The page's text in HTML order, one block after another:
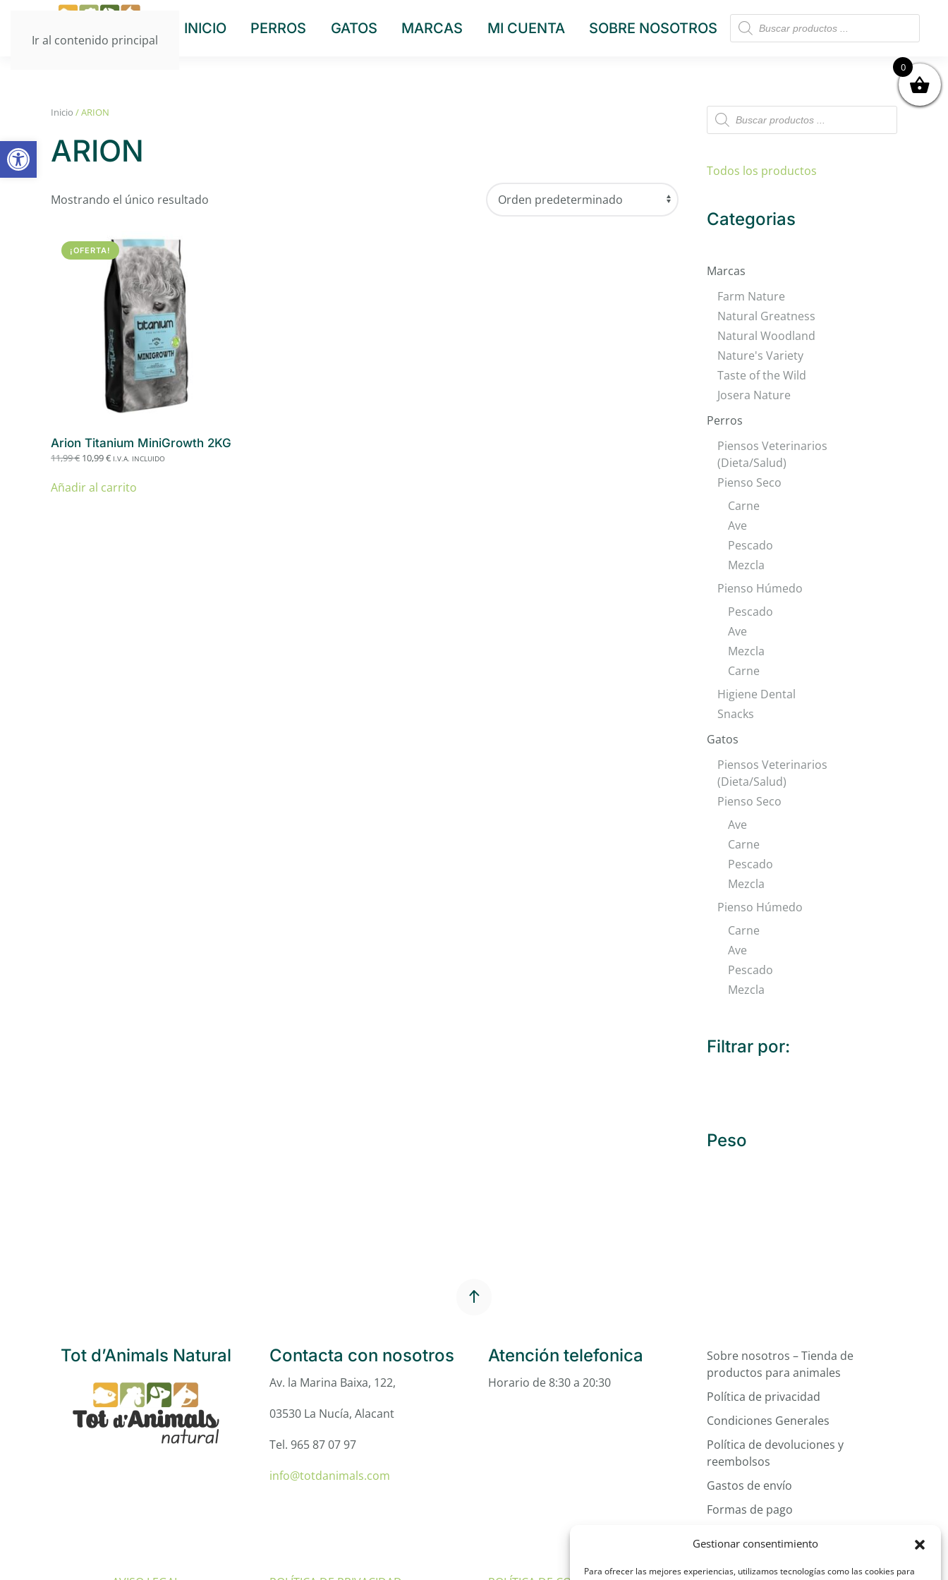
Abrir barra de herramientas
Gestionar consentimiento
Para ofrecer las mejores experiencias, utilizamos tecnologías como las cookies para
Ir al contenido principal
INICIO PERROS GATOS MARCAS MI CUENTA SOBRE NOSOTROS
Búsqueda
de
productos
Inicio / ARION
ARION
Mostrando el único resultado
¡OFERTA!
Arion Titanium MiniGrowth 2KG
11,99€ El
original
10,99€El
actual
I.V.A. INCLUIDO
Añadir al carrito
Búsqueda
de
productos
Todos los productos
Categorias
Marcas
Farm Nature
Natural Greatness
Natural Woodland
Nature's Variety
Taste of the Wild
Josera Nature
Perros
Piensos Veterinarios
(Dieta/Salud)
Pienso Seco
Carne
Ave
Pescado
Mezcla
Pienso Húmedo
Pescado
Ave
Mezcla
Carne
Higiene Dental
Snacks
Gatos
Piensos Veterinarios
(Dieta/Salud)
Pienso Seco
Ave
Carne
Pescado
Mezcla
Pienso Húmedo
Carne
Ave
Pescado
Mezcla
Filtrar por:
Peso
Tot d’Animals Natural Contacta con nosotros
Av. la Marina Baixa, 122,
03530 La Nucía, Alacant
Tel. 965 87 07 97
info@totdanimals.com
Atención telefonica
Horario de 8:30 a 20:30
Sobre nosotros – Tienda de
productos para animales
Política de privacidad
Condiciones Generales
Política de devoluciones y
reembolsos
Gastos de envío
Formas de pago
0